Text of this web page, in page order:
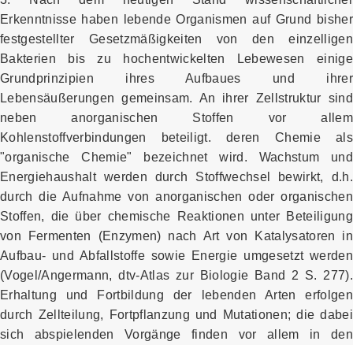
Erkenntnisse haben lebende Organismen auf Grund bisher
festgestellter Gesetzmäßigkeiten von den einzelligen
Bakterien bis zu hochentwickelten Lebewesen einige
Grundprinzipien ihres Aufbaues und ihrer
Lebensäußerungen gemeinsam. An ihrer Zellstruktur sind
neben anorganischen Stoffen vor allem
Kohlenstoffverbindungen beteiligt. deren Chemie als
"organische Chemie" bezeichnet wird. Wachstum und
Energiehaushalt werden durch Stoffwechsel bewirkt, d.h.
durch die Aufnahme von anorganischen oder organischen
Stoffen, die über chemische Reaktionen unter Beteiligung
von Fermenten (Enzymen) nach Art von Katalysatoren in
Aufbau- und Abfallstoffe sowie Energie umgesetzt werden
(Vogel/Angermann, dtv-Atlas zur Biologie Band 2 S. 277).
Erhaltung und Fortbildung der lebenden Arten erfolgen
durch Zellteilung, Fortpflanzung und Mutationen; die dabei
sich abspielenden Vorgänge finden vor allem in den